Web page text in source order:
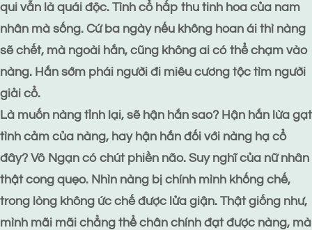
qui vẫn là quái độc. Tình cổ hấp thu tinh hoa của nam
nhân mà sống. Cứ ba ngày nếu không hoan ái thì nàng
sẽ chết, mà ngoài hắn, cũng không ai có thể chạm vào
nàng. Hắn sớm phái người đi miêu cương tộc tìm người
giải cổ.
Là muốn nàng tỉnh lại, sẽ hận hắn sao? Hận hắn lừa gạt
tình cảm của nàng, hay hận hắn đối với nàng hạ cổ
đây? Vô Ngạn có chút phiền não. Suy nghĩ của nữ nhân
thật cong quẹo. Nhìn nàng bị chính mình khống chế,
trong lòng không ức chế được lửa giận. Thật giống như,
mình mãi mãi chẳng thể chân chính đạt được nàng, mà